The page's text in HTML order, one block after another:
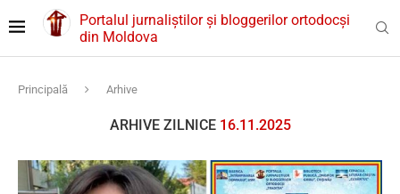
Portalul jurnaliștilor și bloggerilor ortodocși
din Moldova
Principală Arhive
ARHIVE ZILNICE 16.11.2025